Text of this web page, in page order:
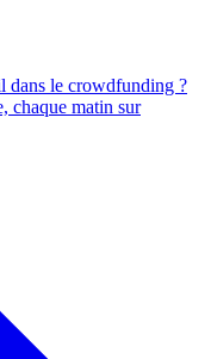
dans le crowdfunding ?
chaque matin sur